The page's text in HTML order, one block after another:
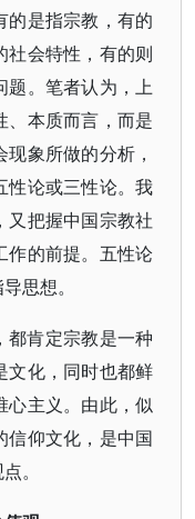
的是指宗教，有的
社会特性，有的则
题。笔者认为，上
、本质而言，而是
象所做的分析，
性论或三性论。我
又把握中国宗教社
作的前提。五性论
思想。
都肯定宗教是一种
文化，同时也都鲜
心主义。由此，似
信仰文化，是中国
。